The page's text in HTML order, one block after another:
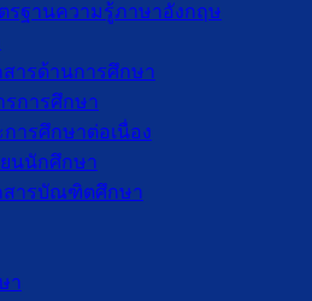
รฐานความรู้ภาษาอังกฤษ
ารด้านการศึกษา
รการศึกษา
ารศึกษาต่อเนื่อง
นนักศึกษา
สารบัณฑิตศึกษา
า